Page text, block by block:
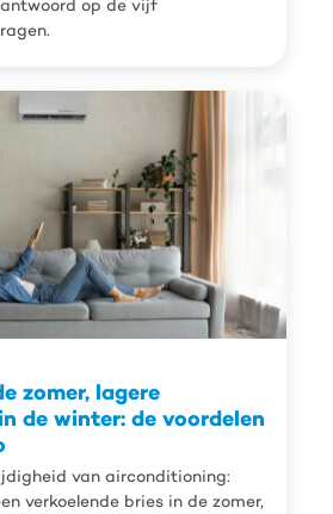
op de vijf
zomer, lagere
de winter: de voordelen
van airconditioning:
verkoelende bries in de zomer,